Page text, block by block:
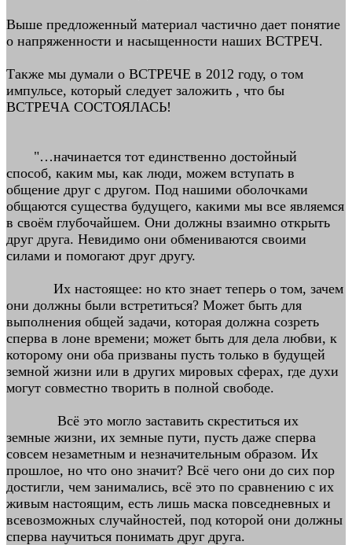
Выше предложенный материал частично дает понятие
о напряженности и насыщенности наших ВСТРЕЧ.
Также мы думали о ВСТРЕЧЕ в 2012 году, о том
импульсе, который следует заложить , что бы
ВСТРЕЧА СОСТОЯЛАСЬ!
"…начинается тот единственно достойный
способ, каким мы, как люди, можем вступать в
общение друг с другом. Под нашими оболочками
общаются существа будущего, какими мы все являемся
в своём глубочайшем. Они должны взаимно открыть
друг друга. Невидимо они обмениваются своими
силами и помогают друг другу.
Их настоящее: но кто знает теперь о том, зачем
они должны были встретиться? Может быть для
выполнения общей задачи, которая должна созреть
сперва в лоне времени; может быть для дела любви, к
которому они оба призваны пусть только в будущей
земной жизни или в других мировых сферах, где духи
могут совместно творить в полной свободе.
Всё это могло заставить скреститься их
земные жизни, их земные пути, пусть даже сперва
совсем незаметным и незначительным образом. Их
прошлое, но что оно значит? Всё чего они до сих пор
достигли, чем занимались, всё это по сравнению с их
живым настоящим, есть лишь маска повседневных и
всевозможных случайностей, под которой они должны
сперва научиться понимать друг друга.